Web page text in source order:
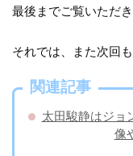
最後までご覧いただ
それでは、また次回
関連記事
太田駿静はジョ
像